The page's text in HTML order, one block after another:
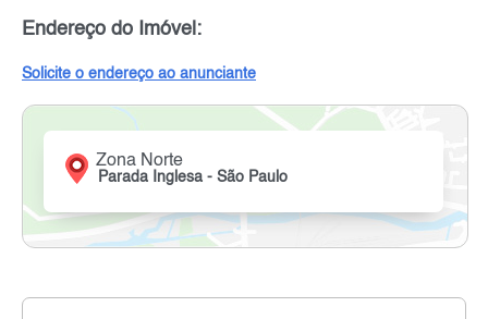
Endereço do Imóvel:
Solicite o endereço ao anunciante
Zona Norte
Parada Inglesa - São Paulo